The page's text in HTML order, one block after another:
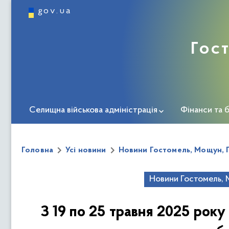
gov.ua
Селищна військова адміністрація Фінанси та
Дорожня карта ветерана Центр
Безбар'єрність Новини соціальної та
Головна Усі новини Новини Гостомель, Мощун,
Новини Гостомель,
З 19 по 25 травня 2025 року